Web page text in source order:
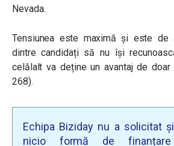
Nevada.
Tensiunea este maximă și este de
dintre candidați să nu își
celălalt va deține un avantaj de
268).
Echipa Biziday nu a solicitat
nicio formă de